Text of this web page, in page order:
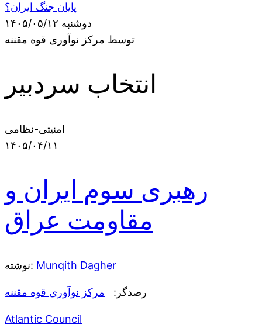
پایان جنگ ایران؟
دوشنبه ۱۴۰۵/۰۵/۱۲
توسط مرکز نوآوری قوه مقننه
انتخاب سردبیر
امنیتی-نظامی
۱۴۰۵/۰۴/۱۱
رهبری سوم ایران و
مقاومت عراق
نوشته: Munqith Dagher
رصدگر: مرکز نوآوری قوه مقننه
Atlantic Council